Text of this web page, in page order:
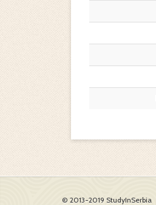
© 2013-2019 StudyInSerbia